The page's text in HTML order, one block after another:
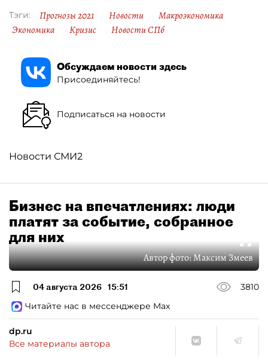
Тэги: Прогнозы 2021 Новости
Макроэкономика
Экономика
Кризис Новости СПб
Обсуждаем новости здесь
Присоединяйтесь!
Подписаться на новости
Новости СМИ2
Бизнес на впечатлениях: люди
платят за событие, собранное
для них
Автор фото:Максим Змеев
04 августа 2026 15:51
3810
Читайте нас в мессенджере Max
dp.ru
Все материалы автора